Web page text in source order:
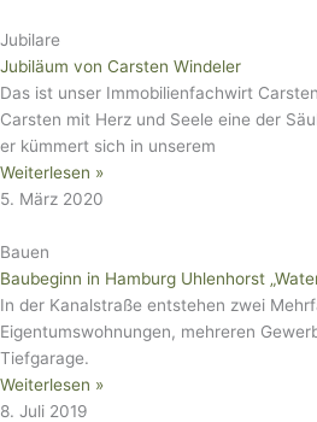
Jubilare
Jubiläum von Carsten Windeler
Das ist unser Immobilienfachwirt
Carsten mit Herz und Seele eine der
er kümmert sich in unserem
Weiterlesen »
5. März 2020
Bauen
Baubeginn in Hamburg Uhlenhorst
In der Kanalstraße entstehen zwei
Eigentumswohnungen, mehreren
Tiefgarage.
Weiterlesen »
8. Juli 2019